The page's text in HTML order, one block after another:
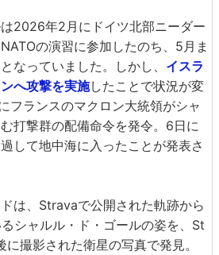
2026年2月にドイツ北部ニーダー
の演習に参加したのち、5月ま
なっていました。しかし、 イスラ
へ攻撃を実施したことで状況が変
フランスのマクロン大統領がシャ
打撃群の配備命令を発令。6日に
して地中海に入ったことが発表さ
は、Stravaで公開された軌跡から
シャルル・ド・ゴールの姿を、St
撮影された衛星の写真で発見。